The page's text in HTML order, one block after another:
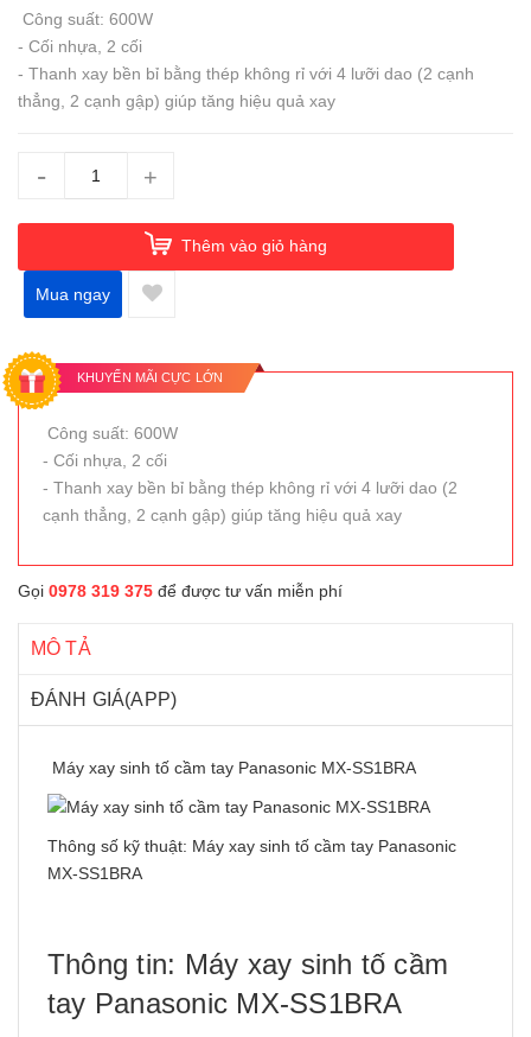
Công suất: 600W
- Cối nhựa, 2 cối
- Thanh xay bền bỉ bằng thép không rỉ với 4 lưỡi dao (2 cạnh
thẳng, 2 cạnh gập) giúp tăng hiệu quả xay
- +
Thêm vào giỏ hàng
Mua ngay
KHUYẾN MÃI CỰC LỚN
Công suất: 600W
- Cối nhựa, 2 cối
- Thanh xay bền bỉ bằng thép không rỉ với 4 lưỡi dao (2
cạnh thẳng, 2 cạnh gập) giúp tăng hiệu quả xay
Gọi 0978 319 375 để được tư vấn miễn phí
MÔ TẢ
ĐÁNH GIÁ(APP)
Máy xay sinh tố cầm tay Panasonic MX-SS1BRA
Thông số kỹ thuật: Máy xay sinh tố cầm tay Panasonic
MX-SS1BRA
Thông tin: Máy xay sinh tố cầm
tay Panasonic MX-SS1BRA